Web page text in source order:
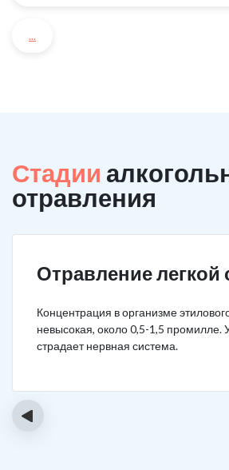
...
Стадии
отравления
Отравление легкой
Концентрация в организме
невысокая, около 0,5-1,5 промилле.
страдает нервная система.
‹